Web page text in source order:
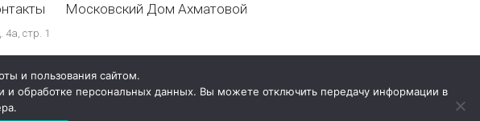
Московский Дом Ахматовой
4а, стр. 1
и пользования сайтом.
и обработке персональных данных. Вы можете отключить передачу информации в